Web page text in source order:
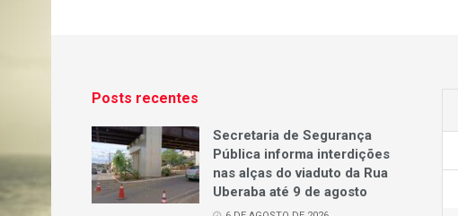
Posts recentes
Secretaria de Segurança
Pública informa interdições
nas alças do viaduto da Rua
Uberaba até 9 de agosto